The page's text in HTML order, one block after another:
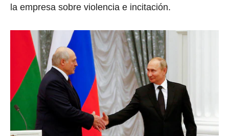
la empresa sobre violencia e incitación.